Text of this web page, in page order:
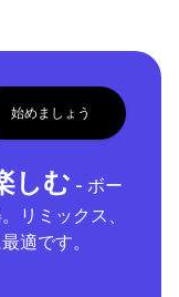
始めましょう
しむ - ボー
リミックス、
適です。